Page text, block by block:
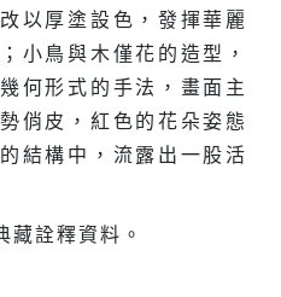
以厚塗設色，發揮華麗
小鳥與木僅花的造型，
何形式的手法，畫面主
俏皮，紅色的花朵姿態
結構中，流露出一股活
藏詮釋資料。